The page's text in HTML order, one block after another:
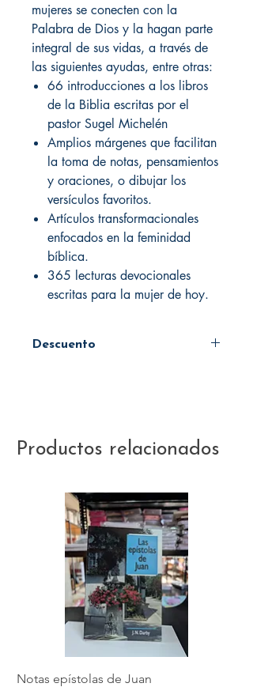
mujeres se conecten con la
Palabra de Dios y la hagan parte
integral de sus vidas, a través de
las siguientes ayudas, entre otras:
66 introducciones a los libros
de la Biblia escritas por el
pastor Sugel Michelén
Amplios márgenes que facilitan
la toma de notas, pensamientos
y oraciones, o dibujar los
versículos favoritos.
Artículos transformacionales
enfocados en la feminidad
bíblica.
365 lecturas devocionales
escritas para la mujer de hoy.
Descuento
Productos relacionados
Notas epístolas de Juan